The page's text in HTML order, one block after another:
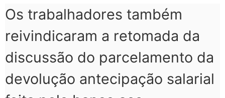
Os trabalhadores também
reivindicaram a retomada da
discussão do parcelamento da
devolução antecipação salarial